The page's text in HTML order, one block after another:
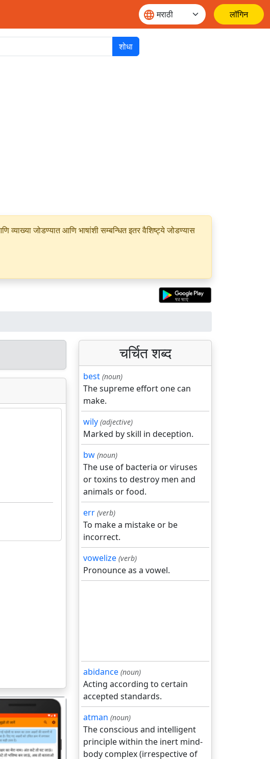
लॉगिन
शोधा
जोडण्यात आणि भाषांशी सम्बन्धित इतर वैशिष्ट्ये जोडण्यास
चर्चित शब्द
best (noun)
The supreme effort one can
make.
wily (adjective)
Marked by skill in deception.
bw (noun)
The use of bacteria or viruses
or toxins to destroy men and
animals or food.
err (verb)
To make a mistake or be
incorrect.
vowelize (verb)
Pronounce as a vowel.
abidance (noun)
Acting according to certain
accepted standards.
atman (noun)
The conscious and intelligent
principle within the inert mind-
body complex (irrespective of